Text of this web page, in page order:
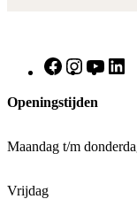
Facebook
Instagram
Openingstijden
Maandag t/m
Vrijdag